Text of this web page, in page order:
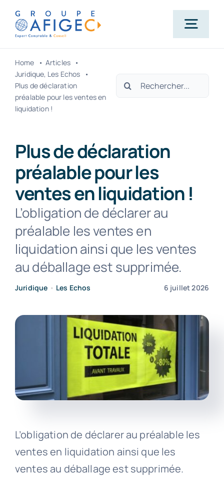
Passer
contenu
Nos métiers
Actualités
Carrière
Contact
Home
Articles
Juridique Les Echos
Plus de déclaration
préalable pour les ventes en
liquidation !
Rechercher:
Plus de déclaration
préalable pour les
ventes en liquidation !
L’obligation de déclarer au
préalable les ventes en
liquidation ainsi que les ventes
au déballage est supprimée.
Juridique • Les Echos 6 juillet 2026
L’obligation de déclarer au préalable les
ventes en liquidation ainsi que les
ventes au déballage est supprimée.